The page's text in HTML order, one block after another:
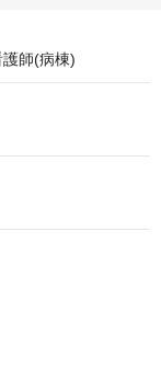
護師(病棟)